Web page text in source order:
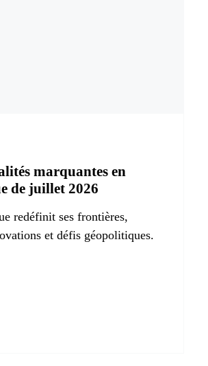
marquantes en
de juillet 2026
redéfinit ses frontières,
et défis géopolitiques.